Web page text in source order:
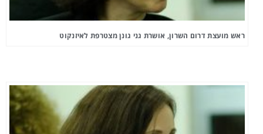
ראש מועצת דרום השרון, אושרת גני גונן מצטרפת לאיזנקוט